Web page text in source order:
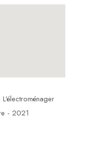
- 2021